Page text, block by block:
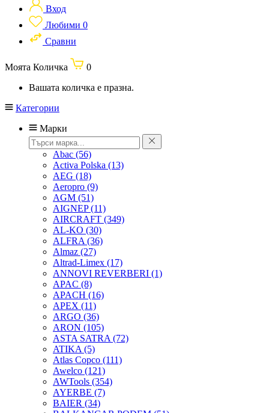
Вход
Любими 0
Сравни
Моята Количка
0
Вашата количка е празна.
Категории
Марки
Abac (56)
Activa Polska (13)
AEG (18)
Aeropro (9)
AGM (51)
AIGNEP(11)
AIRCRAFT (349)
AL-KO (30)
ALFRA (36)
Almaz (27)
Altrad-Limex (17)
ANNOVI REVERBERI (1)
APAC (8)
APACH (16)
APEX (11)
ARGO (36)
ARON (105)
ASTA SATRA (72)
ATIKA (5)
Atlas Copco (111)
Awelco (121)
AWTools (354)
AYERBE (7)
BAIER (34)